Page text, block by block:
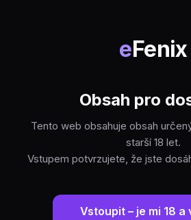
eFenix
Obsah pro
Tento web obsahuje obsah
starší 18 let.
Vstupem potvrzujete, že jste
Vstoupit – je mi 18 a